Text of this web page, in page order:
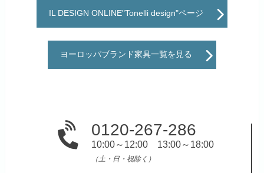
IL DESIGN ONLINE"Tonelli design"ページ
ヨーロッパブランド家具一覧を見る
0120-267-286
10:00～12:00 13:00～18:00
（土・日・祝除く）